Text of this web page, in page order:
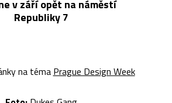
v září opět na náměstí
Republiky 7
na téma Prague Design Week